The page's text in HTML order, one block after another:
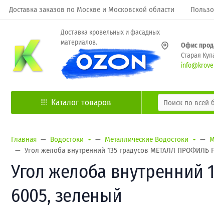
Доставка заказов по Москве и Московской области
Доставка кровельных и фасадных
материалов.
Офис
Старая
Каталог товаров
Главная Водостоки Металлические Водостоки
Угол желоба внутренний 135 градусов МЕТАЛЛ ПРОФИЛЬ
Угол желоба внутренний
6005, зеленый